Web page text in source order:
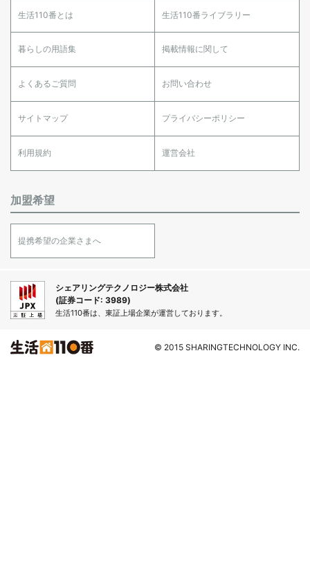
生活110番とは 生活110番ライブラリー
暮らしの用語集 掲載情報に関して
よくあるご質問 お問い合わせ
サイトマップ プライバシーポリシー
利用規約 運営会社
加盟希望
提携希望の企業さまへ
シェアリングテクノロジー株式会社
(証券コード: 3989)
生活110番は、東証上場企業が運営しております。
© 2015 SHARINGTECHNOLOGY INC.